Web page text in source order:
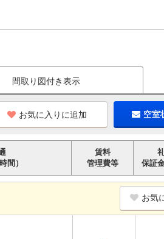
間取り図付き表示
お気に入りに追加 空室
間）
賃料
管理費等
保証
お気